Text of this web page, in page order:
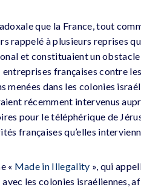
que la France, tout
rappelé à plusieurs reprises
et constituaient un obstacle
françaises contre
menées dans les colonies
récemment intervenus
pour le téléphérique de
françaises qu’elles
« Made in Illegality », qui
les colonies israéliennes,